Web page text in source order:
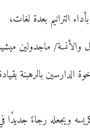
الترانيم بعدة لغات،
والأنسة/ ماجدولين
الدارسين بالرهبنة
ويجعله رجاءً جديدًا